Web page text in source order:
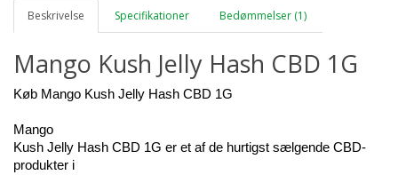
Beskrivelse Specifikationer Bedømmelser (1)
Mango Kush Jelly Hash CBD 1G
Køb Mango Kush Jelly Hash CBD 1G
Mango
Kush Jelly Hash CBD 1G er et af de hurtigst sælgende CBD-
produkter i